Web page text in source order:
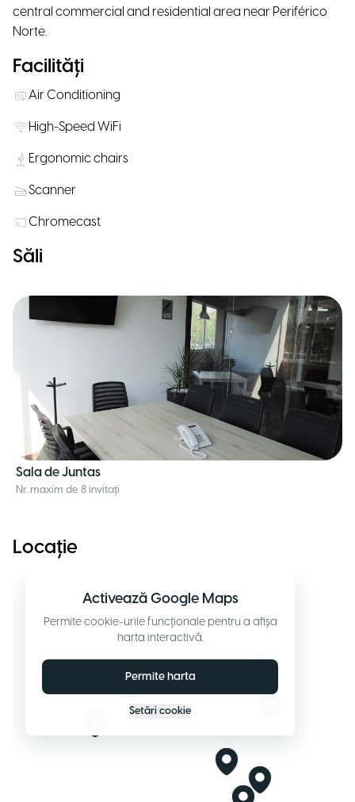
central commercial and residential area near Periférico
Norte.
Facilități
Air Conditioning
High-Speed WiFi
Ergonomic chairs
Scanner
Chromecast
Săli
Sala de Juntas
Nr. maxim de 8 invitați
Locație
Activează Google Maps
Permite cookie-urile funcționale pentru a afișa
harta interactivă.
Permite harta
Setări cookie